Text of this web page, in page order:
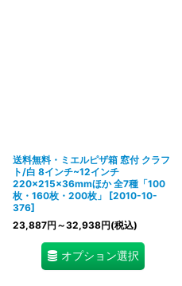
送料無料・ミエルピザ箱 窓付 クラフ
ト/白 8インチ~12インチ
220×215×36mmほか 全7種「100
枚・160枚・200枚」
[2010-10-
376]
23,887円 ～32,938円(税込)
オプション選択